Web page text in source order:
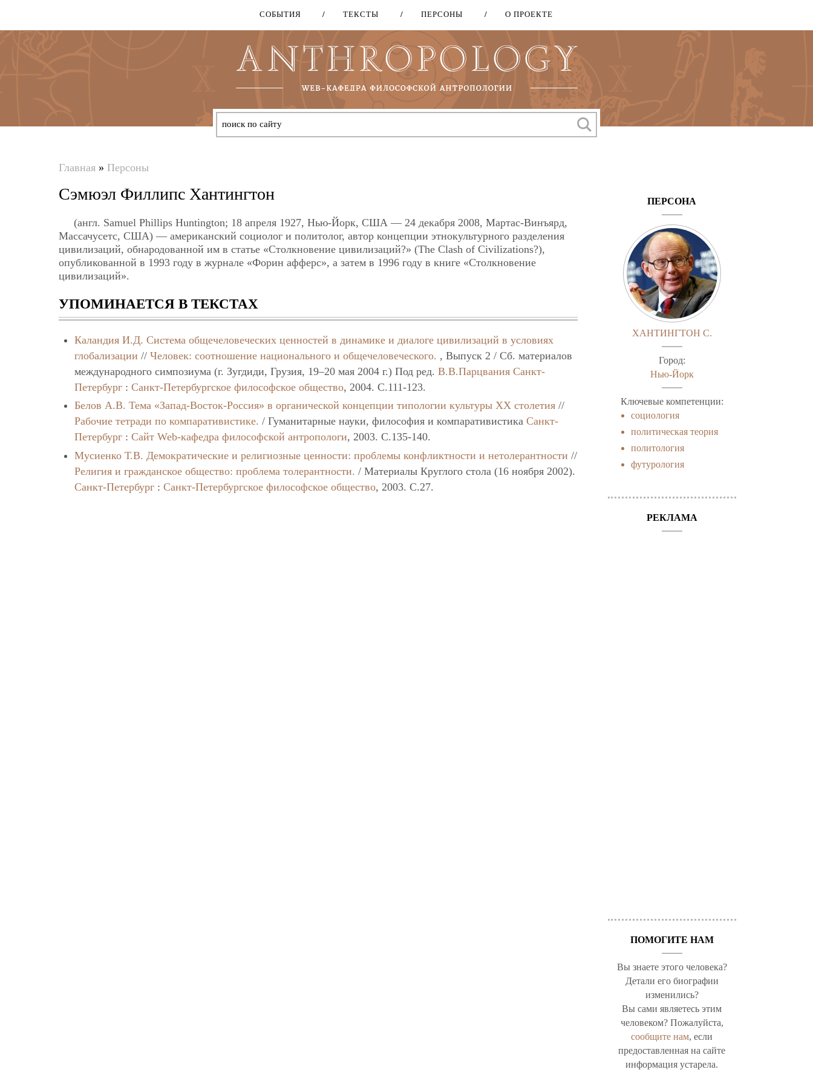
Перейти
основному
содержанию
СОБЫТИЯ ТЕКСТЫ ПЕРСОНЫ О ПРОЕКТЕ
здесь
Главная » Персоны
Сэмюэл Филлипс Хантингтон
(англ. Samuel Phillips Huntington; 18 апреля 1927, Нью-Йорк, США — 24 декабря 2008, Мартас-Винъярд,
Массачусетс, США) — американский социолог и политолог, автор концепции этнокультурного разделения
цивилизаций, обнародованной им в статье «Столкновение цивилизаций?» (The Clash of Civilizations?),
опубликованной в 1993 году в журнале «Форин афферс», а затем в 1996 году в книге «Столкновение
цивилизаций».
УПОМИНАЕТСЯ В ТЕКСТАХ
Каландия И.Д. Система общечеловеческих ценностей в динамике и диалоге цивилизаций в условиях
глобализации //Человек: соотношение национального и общечеловеческого. , Выпуск 2 / Сб. материалов
международного симпозиума (г. Зугдиди, Грузия, 19–20 мая 2004 г.) Под ред.В.В.Парцвания Санкт-
Петербург :Санкт-Петербургское философское общество, 2004. C.111-123.
Белов А.В. Тема «Запад-Восток-Россия» в органической концепции типологии культуры ХХ столетия //
Рабочие тетради по компаративистике. / Гуманитарные науки, философия и компаративистикаСанкт-
Петербург :Сайт Web-кафедра философской антропологи, 2003. C.135-140.
Мусиенко Т.В. Демократические и религиозные ценности: проблемы конфликтности и нетолерантности //
Религия и гражданское общество: проблема толерантности. / Материалы Круглого стола (16 ноября 2002).
Санкт-Петербург :Санкт-Петербургское философское общество, 2003. C.27.
ПЕРСОНА
ХАНТИНГТОН С.
Город:
Нью-Йорк
Ключевые компетенции:
социология
политическая теория
политология
футурология
РЕКЛАМА
ПОМОГИТЕ НАМ
Вы знаете этого человека?
Детали его биографии
изменились?
Вы сами являетесь этим
человеком? Пожалуйста,
сообщите нам, если
предоставленная на сайте
информация устарела.